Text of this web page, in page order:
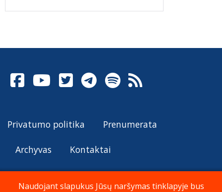
Privatumo politika Prenumerata
Archyvas Kontaktai
Naudojant slapukus Jūsų naršymas tinklapyje bus